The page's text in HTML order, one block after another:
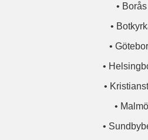
• Borås
•
•
•
•
• Malmö
•